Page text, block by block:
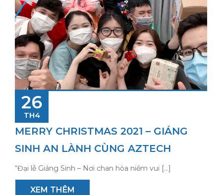
26
TH4
MERRY CHRISTMAS 2021 – GIÁNG
SINH AN LÀNH CÙNG AZTECH
“Đại lễ Giáng Sinh – Nơi chan hòa niềm vui […]
XEM THÊM